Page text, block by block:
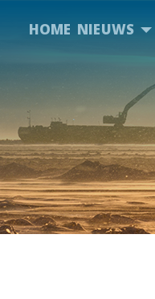
HOME NIEUWS